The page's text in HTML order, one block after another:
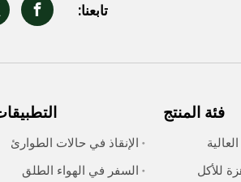
تابعنا:
فئة المنتج
الإنقاذ في حالات الطوارئ
السفر في الهواء الطلق